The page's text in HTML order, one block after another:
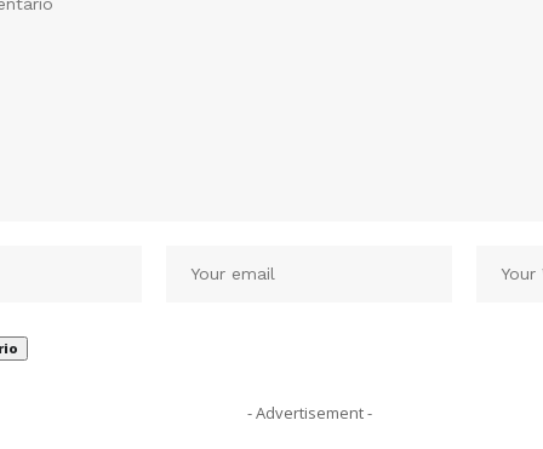
- Advertisement -